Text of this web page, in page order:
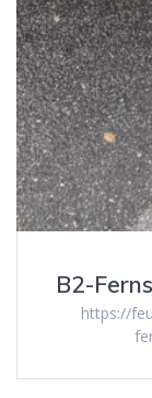
B2-
https://